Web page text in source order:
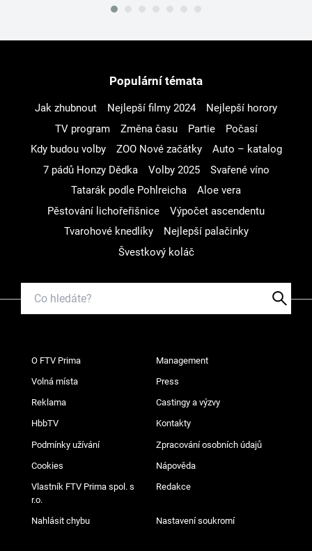
Populární témata
Jak zhubnout Nejlepší filmy 2024
Nejlepší horory
TV program
Změna času Partie
Počasí
Kdy budou volby
ZOO Nové začátky
Auto – katalog
7 pádů Honzy Dědka
Volby 2025
Svařené víno
Tatarák podle Pohlreicha
Aloe vera
Pěstování lichořeřišnice
Výpočet ascendentu
Tvarohové knedlíky
Nejlepší palačinky
Švestkový koláč
O FTV Prima Management
Volná místa Press
Reklama Castingy a výzvy
HbbTV Kontakty
Podmínky užívání Zpracování osobních údajů
Cookies Nápověda
Vlastník FTV Prima spol. s
r.o.
Redakce
Nahlásit chybu Nastavení soukromí